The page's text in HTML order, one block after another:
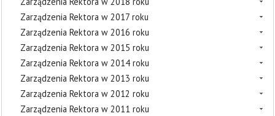
Zarządzenia Rektora w 2017 roku
Zarządzenia Rektora w 2016 roku
Zarządzenia Rektora w 2015 roku
Zarządzenia Rektora w 2014 roku
Zarządzenia Rektora w 2013 roku
Zarządzenia Rektora w 2012 roku
Zarządzenia Rektora w 2011 roku